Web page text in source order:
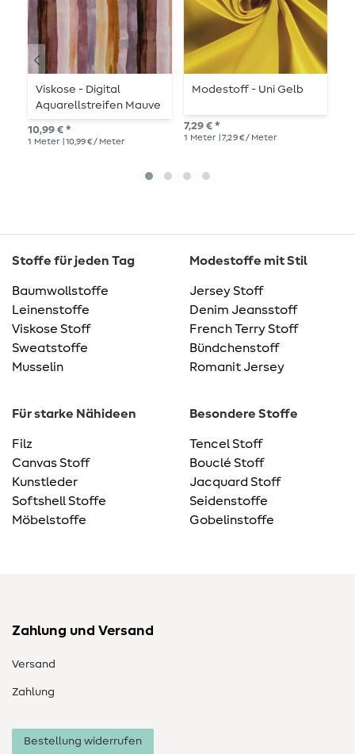
Viskose - Digital
Aquarellstreifen Mauve
10,99 € *
1 Meter | 10,99 € / Meter
Modestoff - Uni Gelb
7,29 € *
1 Meter | 7,29 € / Meter
Stoffe für jeden Tag
Baumwollstoffe
Leinenstoffe
Viskose Stoff
Sweatstoffe
Musselin
Modestoffe mit Stil
Jersey Stoff
Denim Jeansstoff
French Terry Stoff
Bündchenstoff
Romanit Jersey
Für starke Nähideen
Filz
Canvas Stoff
Kunstleder
Softshell Stoffe
Möbelstoffe
Besondere Stoffe
Tencel Stoff
Bouclé Stoff
Jacquard Stoff
Seidenstoffe
Gobelinstoffe
Zahlung und Versand
Versand
Zahlung
Bestellung widerrufen